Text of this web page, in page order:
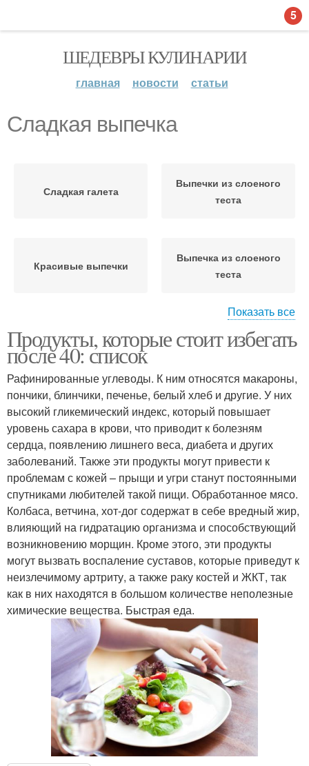
ШЕДЕВРЫ КУЛИНАРИИ
главная новости статьи
Сладкая выпечка
Сладкая галета
Выпечки из слоеного
теста
Красивые выпечки
Выпечка из слоеного
теста
Несладкая выпечка
Показать все
Продукты, которые стоит избегать
после 40: список
Рафинированные углеводы. К ним относятся макароны,
пончики, блинчики, печенье, белый хлеб и другие. У них
высокий гликемический индекс, который повышает
уровень сахара в крови, что приводит к болезням
сердца, появлению лишнего веса, диабета и других
заболеваний. Также эти продукты могут привести к
проблемам с кожей – прыщи и угри станут постоянными
спутниками любителей такой пищи. Обработанное мясо.
Колбаса, ветчина, хот-дог содержат в себе вредный жир,
влияющий на гидратацию организма и способствующий
возникновению морщин. Кроме этого, эти продукты
могут вызвать воспаление суставов, которые приведут к
неизлечимому артриту, а также раку костей и ЖКТ, так
как в них находятся в большом количестве неполезные
химические вещества. Быстрая еда.
5